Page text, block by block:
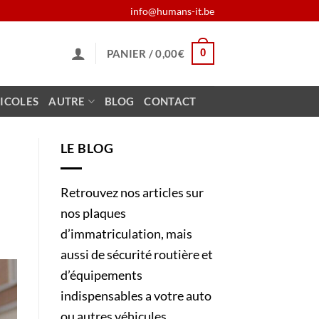
info@humans-it.be
PANIER /0,00€ 0
AUTRE BLOG CONTACT
LE BLOG
Retrouvez nos articles sur
nos plaques
d’immatriculation, mais
aussi de sécurité routière et
d’équipements
indispensables a votre auto